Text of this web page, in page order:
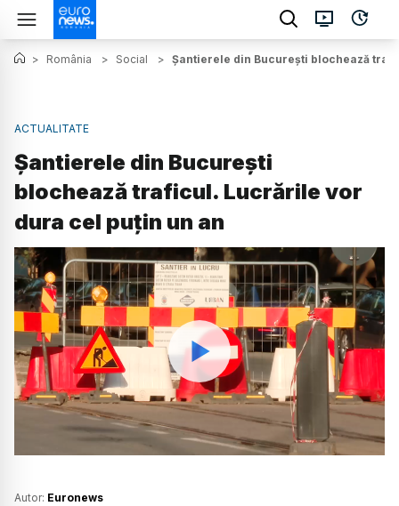
> România > Social > Șantierele din București blochează
ACTUALITATE
Șantierele din București
blochează traficul. Lucrările vor
dura cel puțin un an
Watch
Autor: Euronews